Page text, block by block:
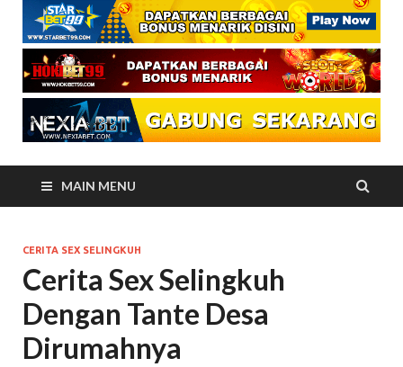
MAIN MENU
CERITA SEX SELINGKUH
Cerita Sex Selingkuh
Dengan Tante Desa
Dirumahnya